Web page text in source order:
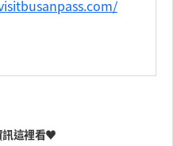
訊這裡看♥